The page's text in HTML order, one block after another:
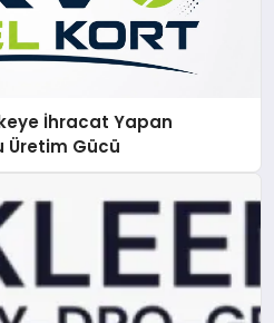
İhracat Yapan
Üretim Gücü